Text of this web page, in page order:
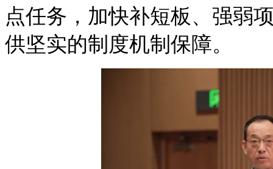
点任务，加快补短板、强弱
供坚实的制度机制保障。